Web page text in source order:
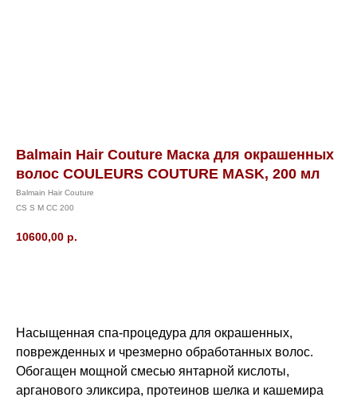
Balmain Hair Couture Маска для окрашенных
волос COULEURS COUTURE MASK, 200 мл
Balmain Hair Couture
CS S M CC 200
10600,00 р.
Насыщенная спа-процедура для окрашенных,
поврежденных и чрезмерно обработанных волос.
Обогащен мощной смесью янтарной кислоты,
арганового эликсира, протеинов шелка и кашемира